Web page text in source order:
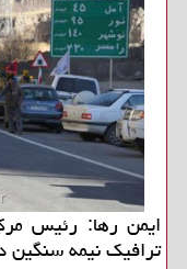
ایمن رها: رئیس
ترافیك نیمه سنگین